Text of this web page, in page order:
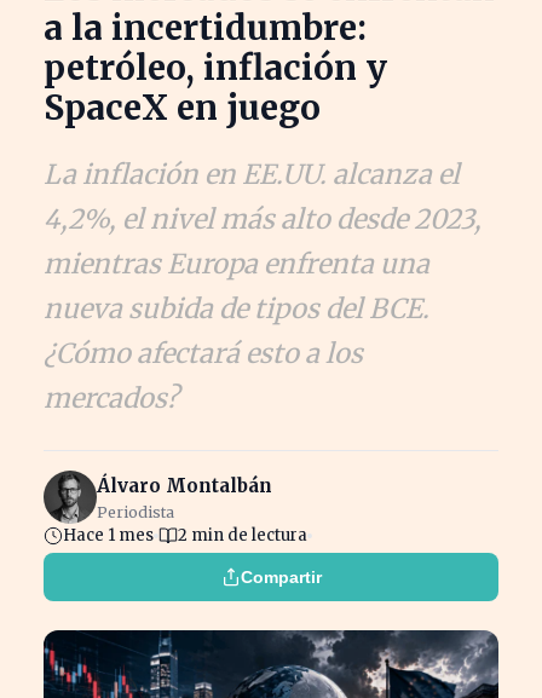
a la incertidumbre:
petróleo, inflación y
SpaceX en juego
La inflación en EE.UU. alcanza el
4,2%, el nivel más alto desde 2023,
mientras Europa enfrenta una
nueva subida de tipos del BCE.
¿Cómo afectará esto a los
mercados?
Álvaro Montalbán
Periodista
Hace 1 mes 2 min de lectura
Compartir